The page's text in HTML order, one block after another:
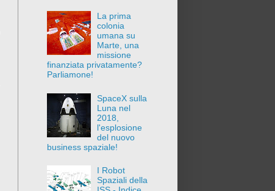
La prima
colonia
umana su
Marte, una
missione
finanziata privatamente?
Parliamone!
SpaceX sulla
Luna nel
2018,
l'esplosione
del nuovo
business spaziale!
I Robot
Spaziali della